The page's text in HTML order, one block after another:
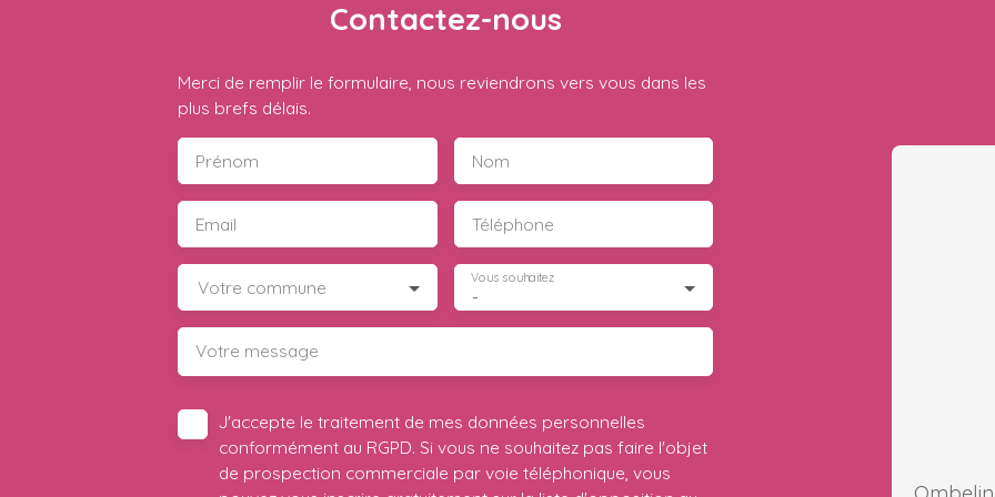
Contactez-nous
Merci de remplir le formulaire, nous reviendrons vers vous dans les
plus brefs délais.
Prénom Nom
Email Téléphone
Votre commune -
Vous souhaitez
Votre message
J'accepte le traitement de mes données personnelles
conformément au RGPD. Si vous ne souhaitez pas faire l'objet
de prospection commerciale par voie téléphonique, vous